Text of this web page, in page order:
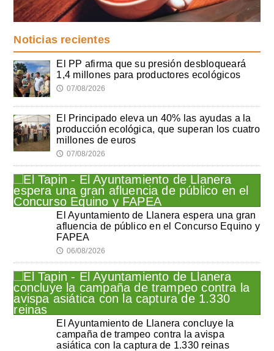
Noticias recientes
El PP afirma que su presión desbloqueará
1,4 millones para productores ecológicos
🕔 07/08/2026
El Principado eleva un 40% las ayudas a la
producción ecológica, que superan los cuatro
millones de euros
🕔 07/08/2026
El Ayuntamiento de Llanera espera una gran
afluencia de público en el Concurso Equino y
FAPEA
🕔 06/08/2026
El Ayuntamiento de Llanera concluye la
campaña de trampeo contra la avispa
asiática con la captura de 1.330 reinas